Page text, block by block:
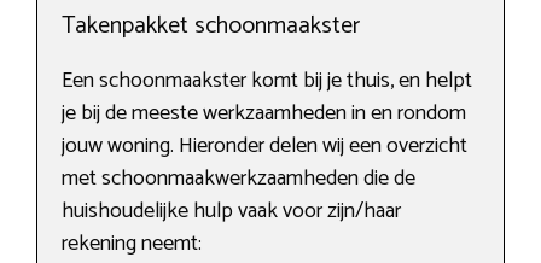
Takenpakket schoonmaakster
Een schoonmaakster komt bij je thuis, en helpt
je bij de meeste werkzaamheden in en rondom
jouw woning. Hieronder delen wij een overzicht
met schoonmaakwerkzaamheden die de
huishoudelijke hulp vaak voor zijn/haar
rekening neemt: